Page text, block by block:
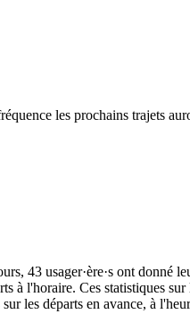
les prochains trajets
43 usager·ère·s ont donné
à l'horaire. Ces statistiques
les départs en avance, à